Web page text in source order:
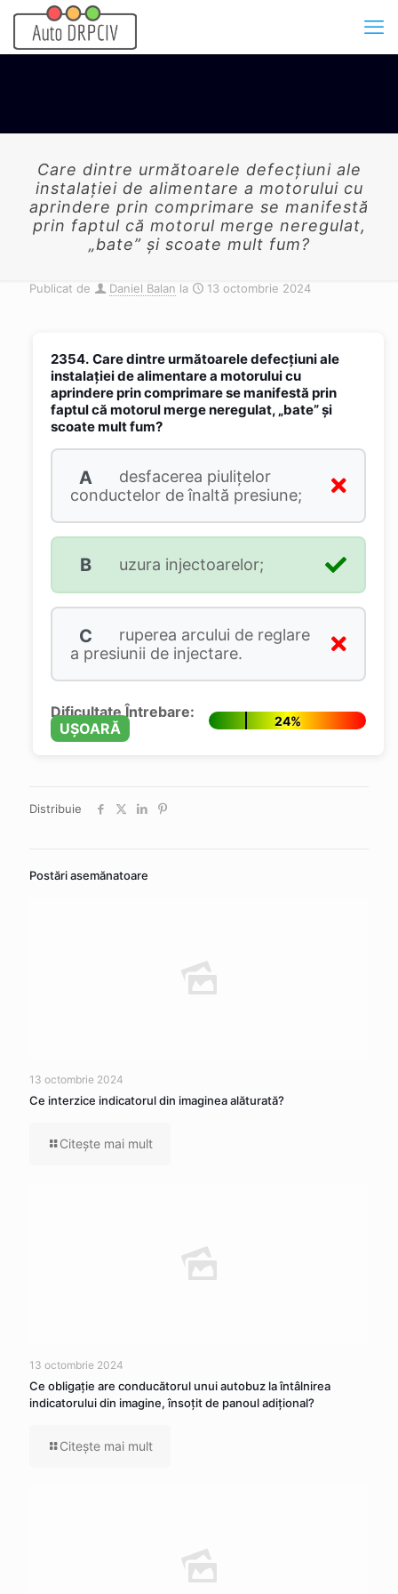
Care dintre următoarele defecţiuni ale
instalaţiei de alimentare a motorului cu
aprindere prin comprimare se manifestă
prin faptul că motorul merge neregulat,
„bate” şi scoate mult fum?
Publicat de Daniel Balan la 13 octombrie 2024
2354. Care dintre următoarele defecţiuni ale
instalaţiei de alimentare a motorului cu
aprindere prin comprimare se manifestă prin
faptul că motorul merge neregulat, „bate” şi
scoate mult fum?
A
desfacerea piuliţelor
conductelor de înaltă presiune;
B uzura injectoarelor;
C
ruperea arcului de reglare
a presiunii de injectare.
Dificultate Întrebare:
UȘOARĂ
24%
Distribuie
Postări asemănatoare
13 octombrie 2024
Ce interzice indicatorul din imaginea alăturată?
Citeşte mai mult
13 octombrie 2024
Ce obligaţie are conducătorul unui autobuz la întâlnirea
indicatorului din imagine, însoţit de panoul adiţional?
Citeşte mai mult